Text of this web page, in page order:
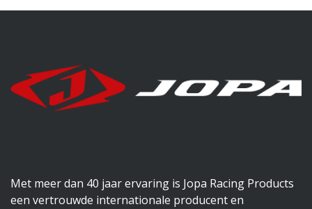
Met meer dan 40 jaar ervaring is Jopa Racing Products
een vertrouwde internationale producent en